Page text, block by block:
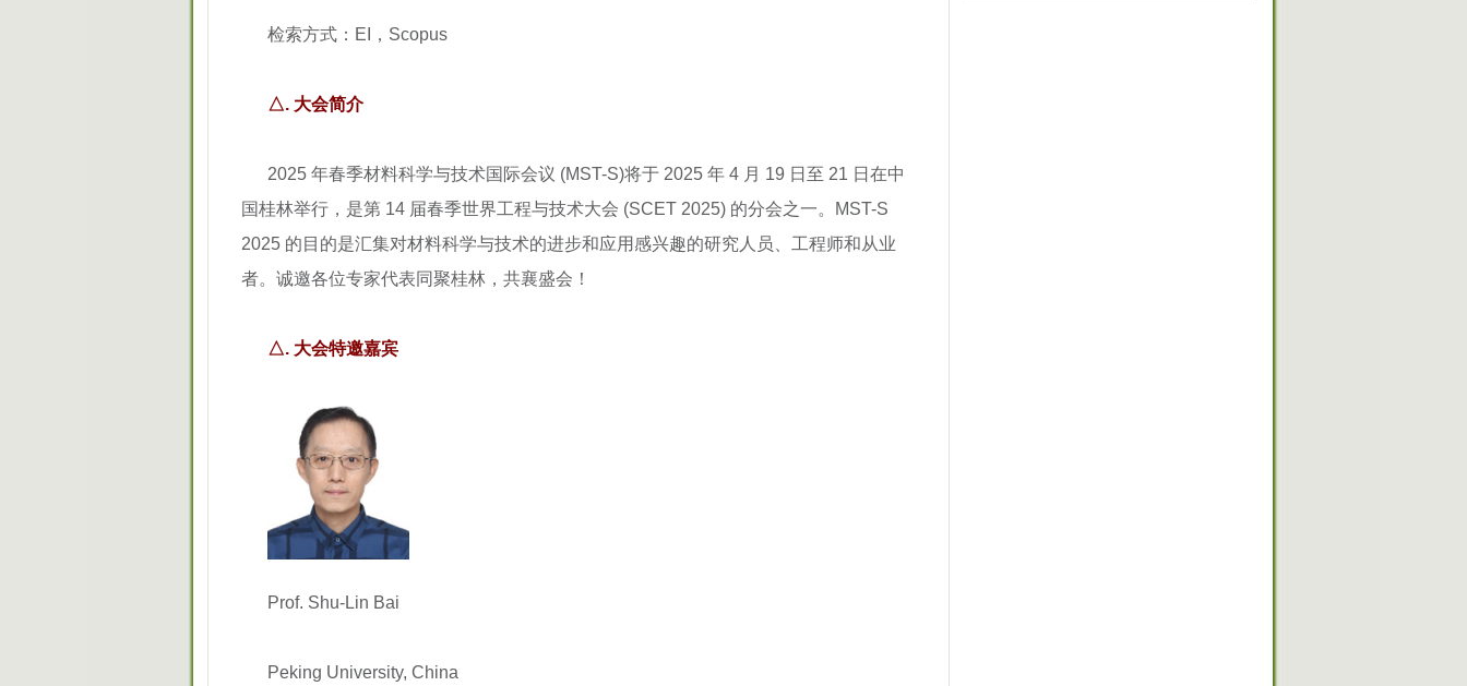
检索方式：EI，Scopus
△. 大会简介
2025 年春季材料科学与技术国际会议 (MST-S)将于 2025 年 4 月 19 日至 21 日在中
国桂林举行，是第 14 届春季世界工程与技术大会 (SCET 2025) 的分会之一。MST-S
2025 的目的是汇集对材料科学与技术的进步和应用感兴趣的研究人员、工程师和从业
者。诚邀各位专家代表同聚桂林，共襄盛会！
△. 大会特邀嘉宾
Prof. Shu-Lin Bai
Peking University, China